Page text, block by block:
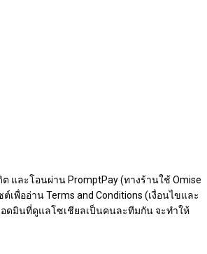
และโอนผ่าน PromptPay (ทางร้านใช้ Omise
พื่ออ่าน Terms and Conditions (เงื่อนไขและ
อดมินที่ดูแลโซเชียลเป็นคนละทีมกัน จะทำให้